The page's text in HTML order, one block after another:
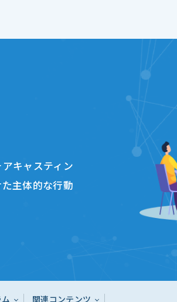
キャスティン
主体的な行動
関連コンテンツ